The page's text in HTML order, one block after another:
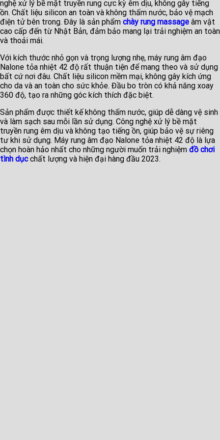
nghệ xử lý bề mặt truyền rung cực kỳ êm dịu, không gây tiếng
ồn. Chất liệu silicon an toàn và không thấm nước, bảo vệ mạch
điện tử bên trong. Đây là sản phẩm chày rung massage âm vật
cao cấp đến từ Nhật Bản, đảm bảo mang lại trải nghiệm an toàn
và thoải mái.
Với kích thước nhỏ gọn và trọng lượng nhẹ, máy rung âm đạo
Nalone tỏa nhiệt 42 độ rất thuận tiện để mang theo và sử dụng
bất cứ nơi đâu. Chất liệu silicon mềm mại, không gây kích ứng
cho da và an toàn cho sức khỏe. Đầu bo tròn có khả năng xoay
360 độ, tạo ra những góc kích thích đặc biệt.
Sản phẩm được thiết kế không thấm nước, giúp dễ dàng vệ sinh
và làm sạch sau mỗi lần sử dụng. Công nghệ xử lý bề mặt
truyền rung êm dịu và không tạo tiếng ồn, giúp bảo vệ sự riêng
tư khi sử dụng. Máy rung âm đạo Nalone tỏa nhiệt 42 độ là lựa
chọn hoàn hảo nhất cho những người muốn trải nghiệm đồ chơi
tình dụcchất lượng và hiện đại hàng đầu 2023.